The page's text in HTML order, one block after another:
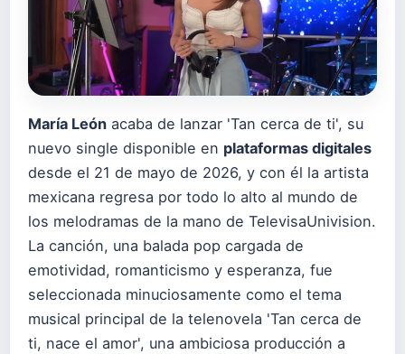
María León acaba de lanzar 'Tan cerca de ti', su
nuevo single disponible en plataformas digitales
desde el 21 de mayo de 2026, y con él la artista
mexicana regresa por todo lo alto al mundo de
los melodramas de la mano de TelevisaUnivision.
La canción, una balada pop cargada de
emotividad, romanticismo y esperanza, fue
seleccionada minuciosamente como el tema
musical principal de la telenovela 'Tan cerca de
ti, nace el amor', una ambiciosa producción a